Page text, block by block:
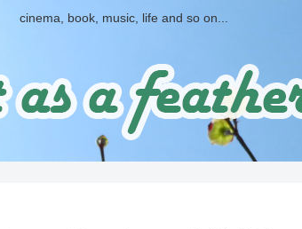
cinema, book, music, life and so on...